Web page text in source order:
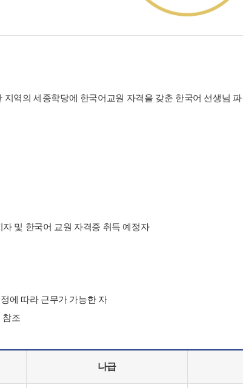
역의 세종학당에 한국어교원 자격을 갖춘 한국어 선생님
및 한국어 교원 자격증 취득 예정자
에 따라 근무가 가능한 자
참조
나급